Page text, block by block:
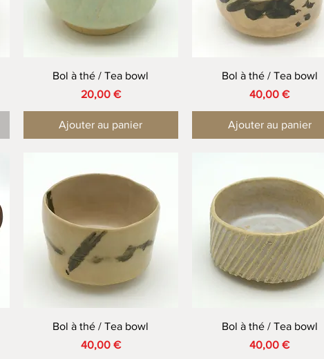
Aperçu rapide
Bol à thé / Tea bowl
Prix
20,00 €
Ajouter au panier
Aperçu rapide
Bol à thé / Tea bowl
Prix
40,00 €
Ajouter au panier
Aperçu rapide
Bol à thé / Tea bowl
Prix
40,00 €
Aperçu rapide
Bol à thé / Tea bowl
Prix
40,00 €